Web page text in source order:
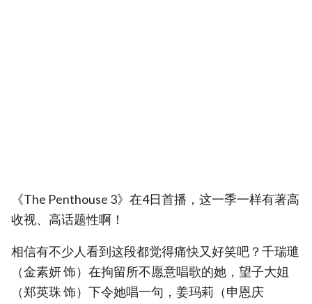
《The Penthouse 3》在4日首播，这一季一样有著高
收视、高话题性啊！
相信有不少人看到这段都觉得痛快又好笑吧？千瑞璡
（金素妍 饰）在拘留所不愿意唱歌的她，望子大姐
（郑英珠 饰）下令她唱一句，姜玛莉（申恩庆